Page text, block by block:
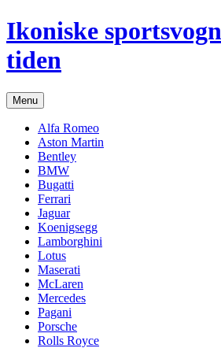
Hop
til
indhold
Ikoniske
tiden
Menu
Alfa Romeo
Aston Martin
Bentley
BMW
Bugatti
Ferrari
Jaguar
Koenigsegg
Lamborghini
Lotus
Maserati
McLaren
Mercedes
Pagani
Porsche
Rolls Royce